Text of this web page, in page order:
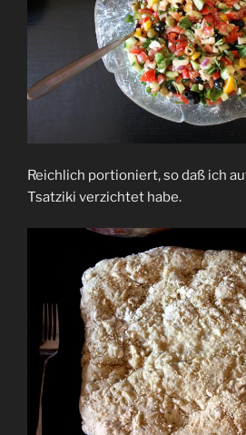
Reichlich portioniert, so daß ich
Tsatziki verzichtet habe.